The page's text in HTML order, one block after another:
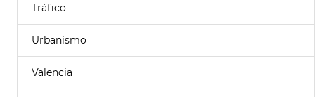
Tráfico
Urbanismo
Valencia